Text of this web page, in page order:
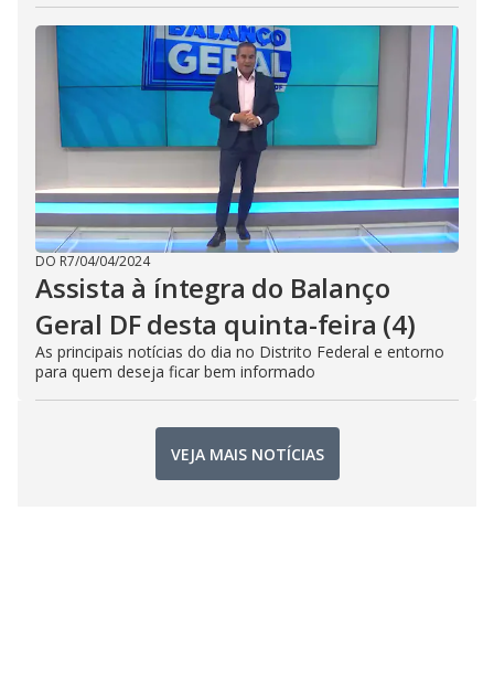
DO R7/04/04/2024
Assista à íntegra do Balanço
Geral DF desta quinta-feira (4)
As principais notícias do dia no Distrito Federal e entorno
para quem deseja ficar bem informado
VEJA MAIS NOTÍCIAS